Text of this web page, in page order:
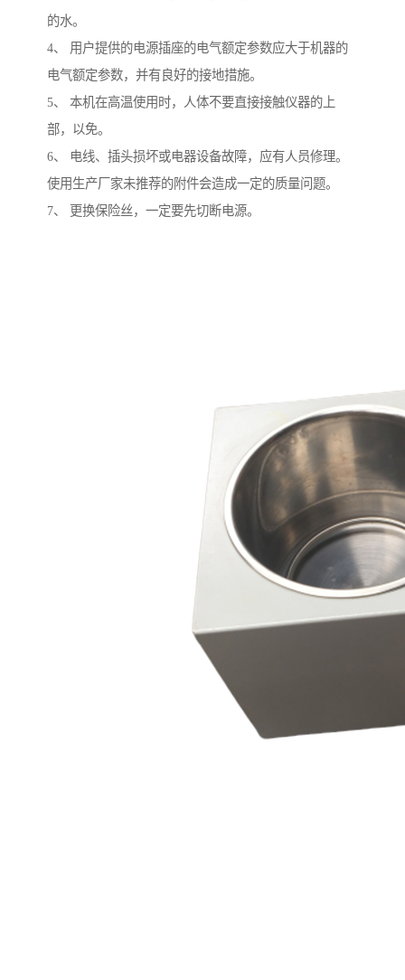
的水。
4、 用户提供的电源插座的电气额定参数应大于机器的
电气额定参数，并有良好的接地措施。
5、 本机在高温使用时，人体不要直接接触仪器的上
部，以免。
6、 电线、插头损坏或电器设备故障，应有人员修理。
使用生产厂家未推荐的附件会造成一定的质量问题。
7、 更换保险丝，一定要先切断电源。